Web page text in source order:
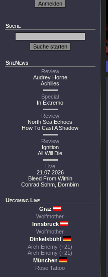
Suche
SiteNews
Review
Audrey Horne
Achilles
Special
In Extremo
Review
North Sea Echoes
How To Cast A Shadow
Review
Ignition
All Will Die
Live
21.07.2026
Bleed From Within
Conrad Sohm, Dornbirn
Upcoming Live
Graz
Wolfmother
Innsbruck
Wolfmother
Dinkelsbühl
Arch Enemy (+21)
Arch Enemy (+21)
München
Rose Tattoo